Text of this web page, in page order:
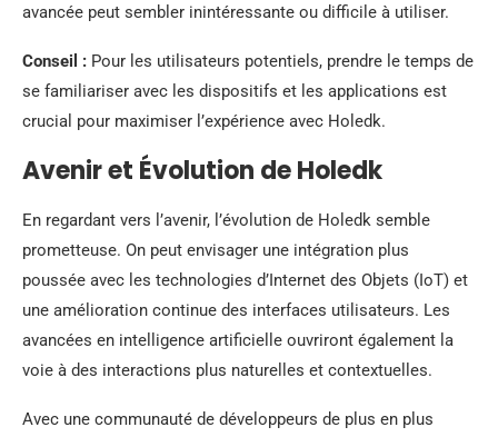
avancée peut sembler inintéressante ou difficile à utiliser.
Conseil : Pour les utilisateurs potentiels, prendre le temps de
se familiariser avec les dispositifs et les applications est
crucial pour maximiser l’expérience avec Holedk.
Avenir et Évolution de Holedk
En regardant vers l’avenir, l’évolution de Holedk semble
prometteuse. On peut envisager une intégration plus
poussée avec les technologies d’Internet des Objets (IoT) et
une amélioration continue des interfaces utilisateurs. Les
avancées en intelligence artificielle ouvriront également la
voie à des interactions plus naturelles et contextuelles.
Avec une communauté de développeurs de plus en plus